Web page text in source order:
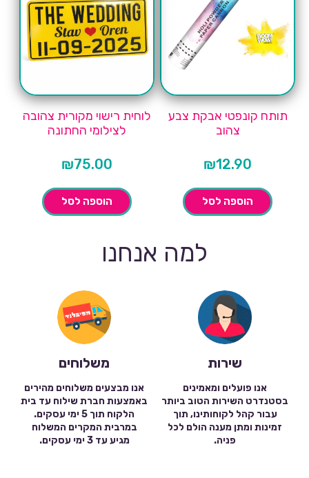
תותח קונפטי אבקת צבע
צהוב
₪12.90
הוספה לסל
לוחית רישוי מקורית צהובה
לצילומי החתונה
₪75.00
הוספה לסל
למה אנחנו
שירות
אנו פועלים ומאמינים
בסטנדרט השירות הטוב ביותר
עבור קהל לקוחותינו, תוך
זמינות ומתן מענה הולם לכל
פניה.
משלוחים
אנו מבצעים משלוחים מהירים
באמצעות חברת שילוח עד בית
הלקוח תוך 5 ימי עסקים.
במרבית המקרים המשלוח
מגיע עד 3 ימי עסקים.